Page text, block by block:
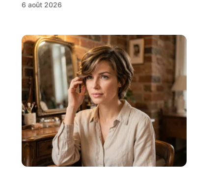
6 août 2026